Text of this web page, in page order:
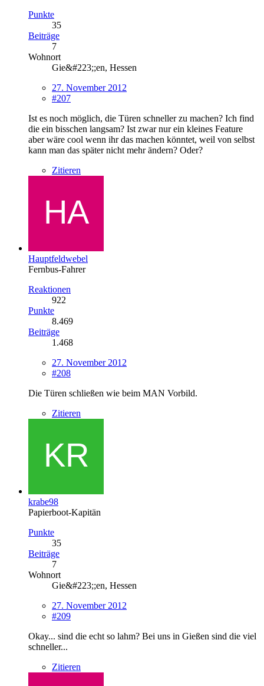
Punkte
35
Beiträge
7
Wohnort
Gie&#223;;en, Hessen
27. November 2012
#207
Ist es noch möglich, die Türen schneller zu machen? Ich find
die ein bisschen langsam? Ist zwar nur ein kleines Feature
aber wäre cool wenn ihr das machen könntet, weil von selbst
kann man das später nicht mehr ändern? Oder?
Zitieren
Hauptfeldwebel
Fernbus-Fahrer
Reaktionen
922
Punkte
8.469
Beiträge
1.468
27. November 2012
#208
Die Türen schließen wie beim MAN Vorbild.
Zitieren
krabe98
Papierboot-Kapitän
Punkte
35
Beiträge
7
Wohnort
Gie&#223;;en, Hessen
27. November 2012
#209
Okay... sind die echt so lahm? Bei uns in Gießen sind die viel
schneller...
Zitieren